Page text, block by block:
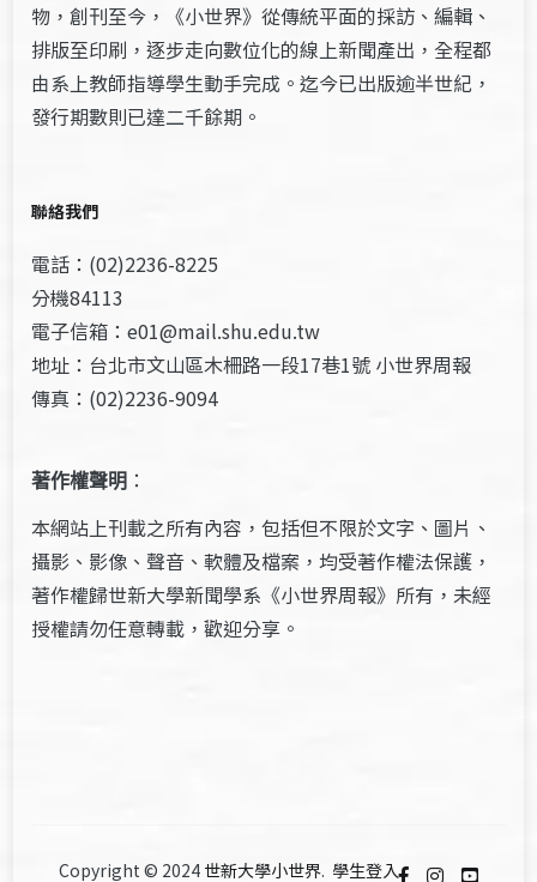
物，創刊至今，《小世界》從傳統平面的採訪、編輯、
排版至印刷，逐步走向數位化的線上新聞產出，全程都
由系上教師指導學生動手完成。迄今已出版逾半世紀，
發行期數則已達二千餘期。
聯絡我們
電話：(02)2236-8225
分機84113
電子信箱：e01@mail.shu.edu.tw
地址：台北市文山區木柵路一段17巷1號 小世界周報
傳真：(02)2236-9094
著作權聲明 ：
本網站上刊載之所有內容，包括但不限於文字、圖片、
攝影、影像、聲音、軟體及檔案，均受著作權法保護，
著作權歸世新大學新聞學系《小世界周報》所有，未經
授權請勿任意轉載，歡迎分享。
Copyright © 2024 世新大學小世界. 學生登入